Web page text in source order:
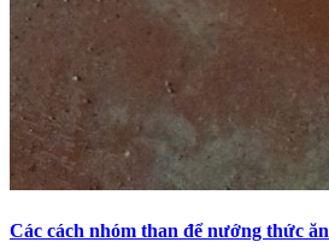
Các cách nhóm than để nướng thức ăn